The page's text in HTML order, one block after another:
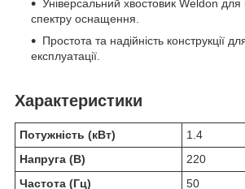
Універсальний хвостовик Weldon
спектру оснащення.
Простота та надійність конструкції
експлуатації.
Характеристики
Потужність (кВт)
1.4
Напруга (В)
220
Частота (Гц)
50